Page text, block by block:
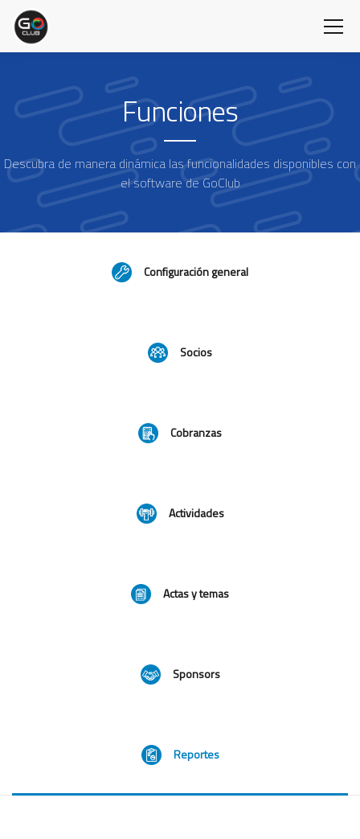
Funciones
Descubra de manera dinámica las funcionalidades disponibles con
el software de GoClub
Configuración general
Socios
Cobranzas
Actividades
Actas y temas
Sponsors
Reportes